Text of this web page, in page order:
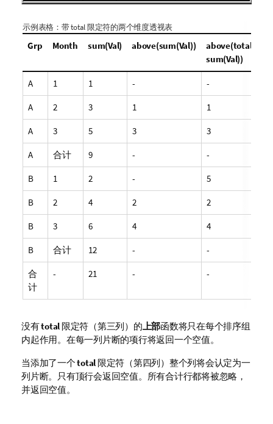
示例表格：带total限定符的两个维度透视表
Grp Month sum(Val) above(sum(Val))
above(total
sum(Val))
A 1 1 - -
A 2 3 1 1
A 3 5 3 3
A 合计 9 - -
B 1 2 - 5
B 2 4 2 2
B 3 6 4 4
B 合计 12 - -
合
计
- 21 - -
没有total 限定符（第三列）的上部函数将只在每个排序组
内起作用。在每一列片断的项行将返回一个空值。
当添加了一个total 限定符（第四列）整个列将会认定为一
列片断。只有顶行会返回空值。所有合计行都将被忽略，
并返回空值。